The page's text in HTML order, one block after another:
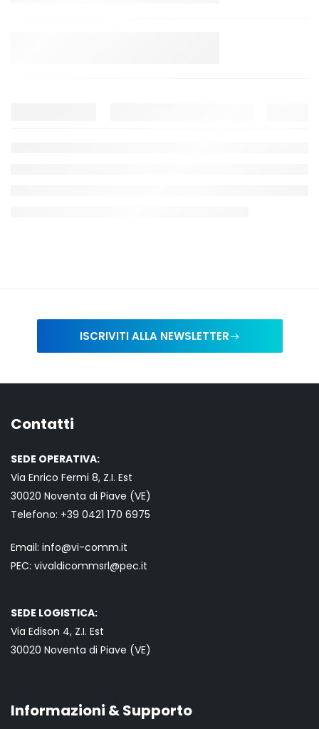
ISCRIVITI ALLA NEWSLETTER
Contatti
SEDE OPERATIVA:
Via Enrico Fermi 8, Z.I. Est
30020 Noventa di Piave (VE)
Telefono: +39 0421 170 6975
Email: info@vi-comm.it
PEC: vivaldicommsrl@pec.it
SEDE LOGISTICA:
Via Edison 4, Z.I. Est
30020 Noventa di Piave (VE)
Informazioni & Supporto